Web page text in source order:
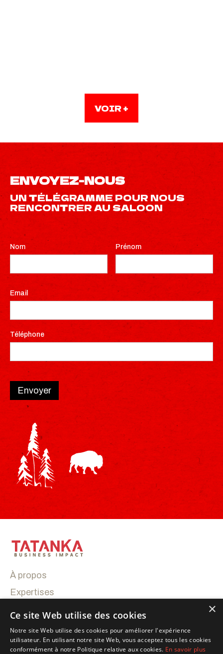
VOIR +
ENVOYEZ-NOUS
UN TÉLÉGRAMME POUR NOUS
RENCONTRER AU SALOON
Nom Prénom
Email
Téléphone
À propos
Expertises
Réalisations
Contactez-nous
×
Ce site Web utilise des cookies
Notre site Web utilise des cookies pour améliorer l'expérience
utilisateur. En utilisant notre site Web, vous acceptez tous les cookies
conformément à notre Politique relative aux cookies. En savoir plus